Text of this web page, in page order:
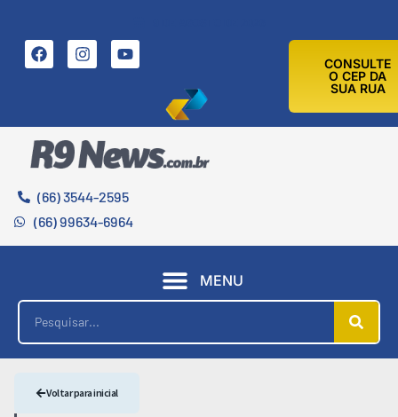
CONSULTE
O CEP DA
SUA RUA
(66) 3544-2595
(66) 99634-6964
MENU
Voltar para inicial